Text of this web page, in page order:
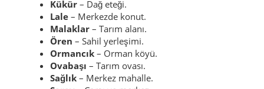
Kükür – Dağ eteği.
Lale – Merkezde konut.
Malaklar – Tarım alanı.
Ören – Sahil yerleşimi.
Ormancık – Orman köyü.
Ovabaşı – Tarım ovası.
Sağlık – Merkez mahalle.